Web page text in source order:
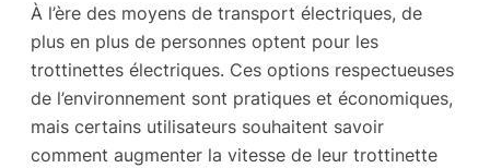
À l’ère des moyens de transport électriques, de
plus en plus de personnes optent pour les
trottinettes électriques. Ces options respectueuses
de l’environnement sont pratiques et économiques,
mais certains utilisateurs souhaitent savoir
comment augmenter la vitesse de leur trottinette